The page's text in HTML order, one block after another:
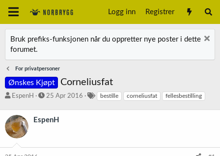
Logg inn Registrer
Bruk prefiks-funksjonen når du oppretter nye poster i dette
forumet.
For privatpersoner
Ønskes Kjøpt Corneliusfat
T
d
s
t
a
EspenH
S
r
a
25 Apr 2016
r
bestille corneliusfat fellesbestilling
EspenH